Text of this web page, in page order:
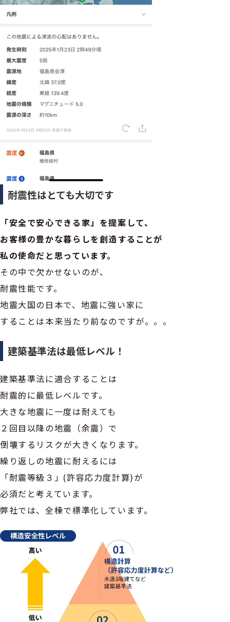
耐震性はとても大切です
「安全で安心できる家」を提案して、
お客様の豊かな暮らしを創造することが
私の使命だと思っています。
その中で欠かせないのが、
耐震性能です。
地震大国の日本で、地震に強い家に
することは本来当たり前なのですが。。。
建築基準法は最低レベル！
建築基準法に適合することは
耐震的に最低レベルです。
大きな地震に一度は耐えても
２回目以降の地震（余震）で
倒壊するリスクが大きくなります。
繰り返しの地震に耐えるには
「耐震等級３」(許容応力度計算)が
必須だと考えています。
弊社では、全棟で標準化しています。